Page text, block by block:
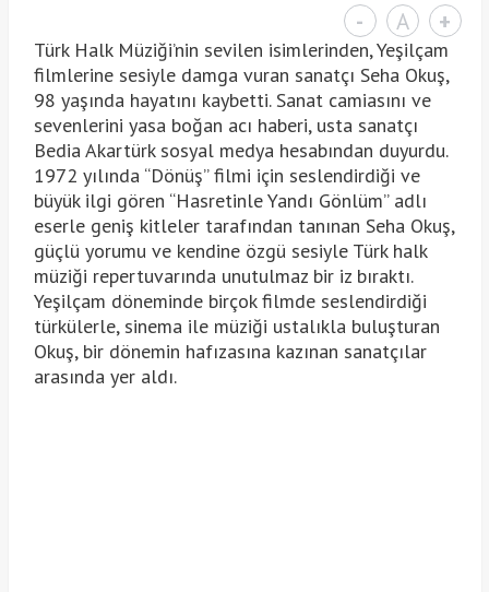
- A +
Türk Halk Müziği’nin sevilen isimlerinden, Yeşilçam
filmlerine sesiyle damga vuran sanatçı Seha Okuş,
98 yaşında hayatını kaybetti. Sanat camiasını ve
sevenlerini yasa boğan acı haberi, usta sanatçı
Bedia Akartürk sosyal medya hesabından duyurdu.
1972 yılında “Dönüş” filmi için seslendirdiği ve
büyük ilgi gören “Hasretinle Yandı Gönlüm” adlı
eserle geniş kitleler tarafından tanınan Seha Okuş,
güçlü yorumu ve kendine özgü sesiyle Türk halk
müziği repertuvarında unutulmaz bir iz bıraktı.
Yeşilçam döneminde birçok filmde seslendirdiği
türkülerle, sinema ile müziği ustalıkla buluşturan
Okuş, bir dönemin hafızasına kazınan sanatçılar
arasında yer aldı.